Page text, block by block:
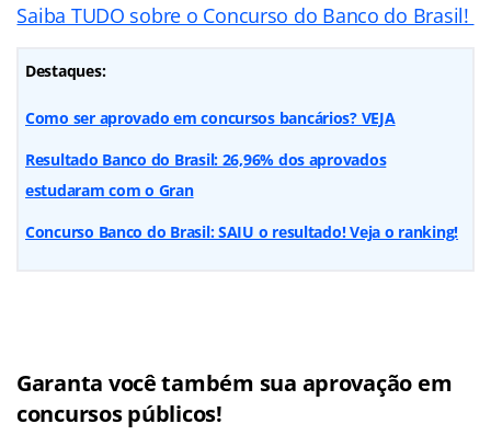
Saiba TUDO sobre o Concurso do Banco do Brasil!
Destaques:
Como ser aprovado em concursos bancários? VEJA
Resultado Banco do Brasil: 26,96% dos aprovados
estudaram com o Gran
Concurso Banco do Brasil: SAIU o resultado! Veja o ranking!
Garanta você também sua aprovação em
concursos públicos!